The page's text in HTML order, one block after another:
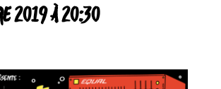
2019 À 20:30